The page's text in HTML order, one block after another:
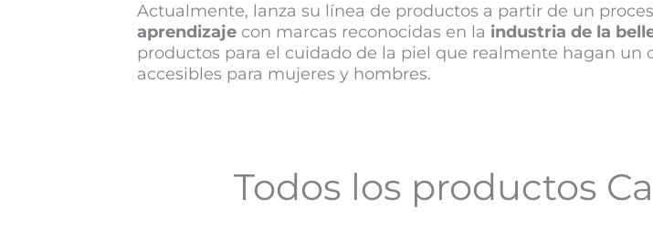
Actualmente, lanza su línea de productos a partir de un
aprendizaje con marcas reconocidas en la industria de la
productos para el cuidado de la piel que realmente hagan un
accesibles para mujeres y hombres.
Todos los productos